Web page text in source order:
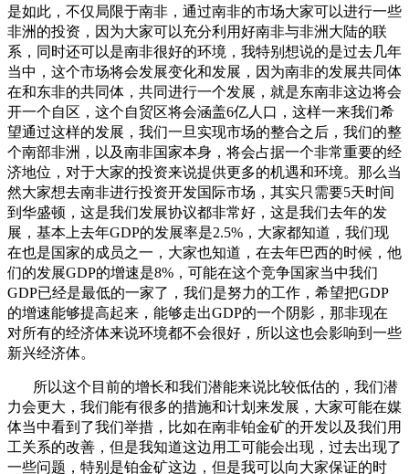
是如此，不仅局限于南非，通过南非的市场大家可以进行一些
非洲的投资，因为大家可以充分利用好南非与非洲大陆的联
系，同时还可以是南非很好的环境，我特别想说的是过去几年
当中，这个市场将会发展变化和发展，因为南非的发展共同体
在和东非的共同体，共同进行一个发展，就是东南非这边将会
开一个自区，这个自贸区将会涵盖6亿人口，这样一来我们希
望通过这样的发展，我们一旦实现市场的整合之后，我们的整
个南部非洲，以及南非国家本身，将会占据一个非常重要的经
济地位，对于大家的投资来说提供更多的机遇和环境。那么当
然大家想去南非进行投资开发国际市场，其实只需要5天时间
到华盛顿，这是我们发展协议都非常好，这是我们去年的发
展，基本上去年GDP的发展率是2.5%，大家都知道，我们现
在也是国家的成员之一，大家也知道，在去年巴西的时候，他
们的发展GDP的增速是8%，可能在这个竞争国家当中我们
GDP已经是最低的一家了，我们是努力的工作，希望把GDP
的增速能够提高起来，能够走出GDP的一个阴影，那非现在
对所有的经济体来说环境都不会很好，所以这也会影响到一些
新兴经济体。
所以这个目前的增长和我们潜能来说比较低估的，我们潜
力会更大，我们能有很多的措施和计划来发展，大家可能在媒
体当中看到了我们举措，比如在南非铂金矿的开发以及我们用
工关系的改善，但是我知道这边用工可能会出现，过去出现了
一些问题，特别是铂金矿这边，但是我可以向大家保证的时